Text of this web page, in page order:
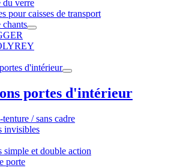
du verre
pour caisses de transport
chants
d'intérieur
portes d'intérieur
tenture / sans cadre
invisibles
simple et double action
porte